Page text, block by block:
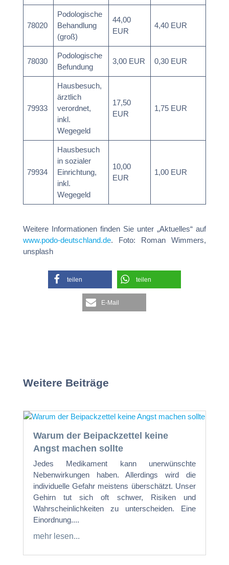
78020
Podologische
Behandlung
(groß)
44,00
EUR
4,40 EUR
78030
Podologische
Befundung
3,00 EUR 0,30 EUR
79933
Hausbesuch,
ärztlich
verordnet,
inkl.
Wegegeld
17,50
EUR
1,75 EUR
79934
Hausbesuch
in sozialer
Einrichtung,
inkl.
Wegegeld
10,00
EUR
1,00 EUR
Weitere Informationen finden Sie unter „Aktuelles“ auf
www.podo-deutschland.de. Foto: Roman Wimmers,
unsplash
teilen teilen
E-Mail
Weitere Beiträge
Warum der Beipackzettel keine
Angst machen sollte
Jedes Medikament kann unerwünschte
Nebenwirkungen haben. Allerdings wird die
individuelle Gefahr meistens überschätzt. Unser
Gehirn tut sich oft schwer, Risiken und
Wahrscheinlichkeiten zu unterscheiden. Eine
Einordnung....
mehr lesen...